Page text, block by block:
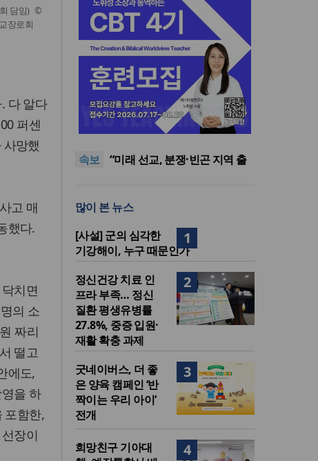
담임) ©
장로회
다 알다
퍼센
망했
고 매
했다.
치면
의 소
짜리
떨고
에도,
을 하
포함한,
장이
속보
[최원호 목사의 영혼의 양식 63]
말씀은 같은데 왜 열매는 다를
美 이민구금센터에 억류됐던
“미사일 속에서도 복음은 전해
“미래 선교, 분쟁·빈곤 지역 출
발
말씀은 같은데 왜 열매는 다를
美 이민구금센터에 억류됐던
한인 목회자 석방돼
많이 본 뉴스
1
[사설] 군의 심각한
기강해이, 누구 때문인가
2
정신건강 치료 인
프라 부족… 정신
질환 평생유병률
27.8%, 중증 입원·
재활 확충 과제
3
굿네이버스, 더 좋
은 양육 캠페인 ‘반
짝이는 우리 아이’
전개
4
희망친구 기아대